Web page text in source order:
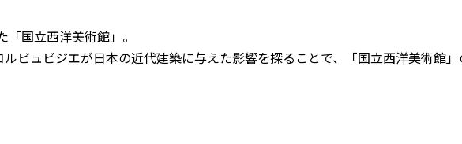
国立西洋美術館」。
ビュビジエが日本の近代建築に与えた影響を探ることで、「国立西洋美術館